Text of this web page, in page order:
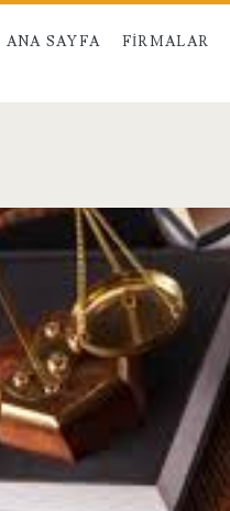
ANA SAYFA FIRMALAR
span>